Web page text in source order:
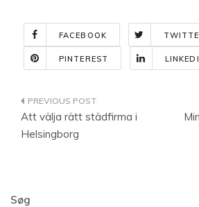
FACEBOOK
PINTEREST
Indlægsnavigation
Att välja rätt städfirma i
Helsingborg
Søg